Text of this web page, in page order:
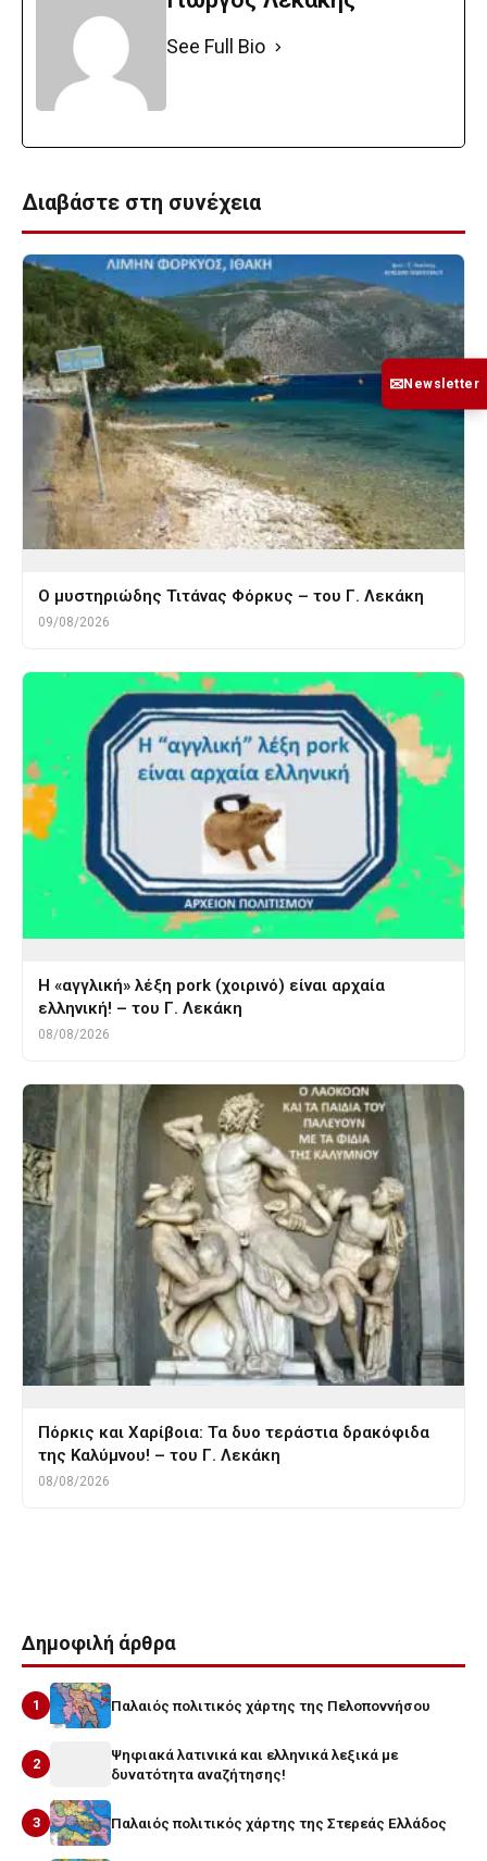
See Full Bio
Διαβάστε στη συνέχεια
O μυστηριώδης Τιτάνας Φόρκυς – του Γ. Λεκάκη
09/08/2026
Η «αγγλική» λέξη pork (χοιρινό) είναι αρχαία
ελληνική! – του Γ. Λεκάκη
08/08/2026
Πόρκις και Χαρίβοια: Τα δυο τεράστια δρακόφιδα
της Καλύμνου! – του Γ. Λεκάκη
08/08/2026
Δημοφιλή άρθρα
1 Παλαιός πολιτικός χάρτης της Πελοποννήσου
2
Ψηφιακά λατινικά και ελληνικά λεξικά με
δυνατότητα αναζήτησης!
3 Παλαιός πολιτικός χάρτης της Στερεάς Ελλάδος
✉Newsletter